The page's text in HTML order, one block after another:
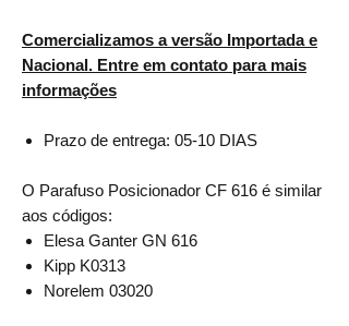
Comercializamos a versão Importada e
Nacional. Entre em contato para mais
informações
Prazo de entrega: 05-10 DIAS
O Parafuso Posicionador CF 616 é similar
aos códigos:
Elesa Ganter GN 616
Kipp K0313
Norelem 03020